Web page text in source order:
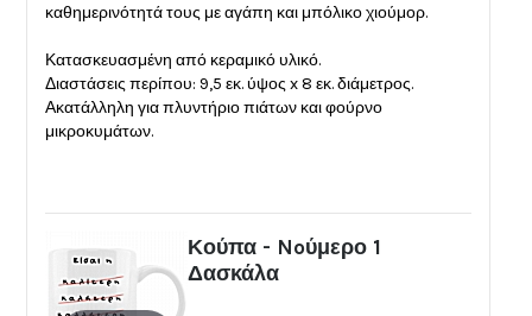
καθημερινότητά τους με αγάπη και μπόλικο χιούμορ.
Κατασκευασμένη από κεραμικό υλικό.
Διαστάσεις περίπου: 9,5 εκ. ύψος x 8 εκ. διάμετρος.
Ακατάλληλη για πλυντήριο πιάτων και φούρνο
μικροκυμάτων.
Κούπα - Noύμερο 1
Δασκάλα